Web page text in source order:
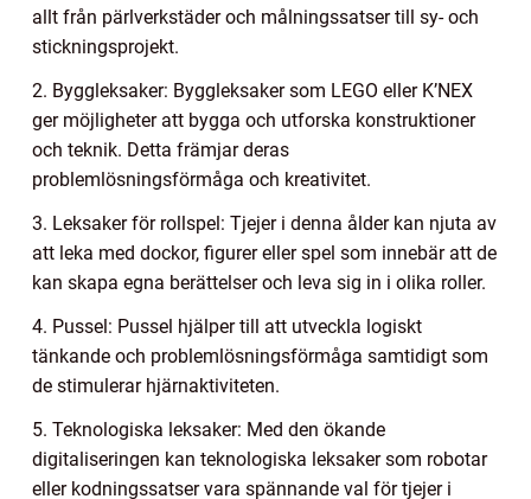
allt från pärlverkstäder och målningssatser till sy- och
stickningsprojekt.
2. Byggleksaker: Byggleksaker som LEGO eller K’NEX
ger möjligheter att bygga och utforska konstruktioner
och teknik. Detta främjar deras
problemlösningsförmåga och kreativitet.
3. Leksaker för rollspel: Tjejer i denna ålder kan njuta av
att leka med dockor, figurer eller spel som innebär att de
kan skapa egna berättelser och leva sig in i olika roller.
4. Pussel: Pussel hjälper till att utveckla logiskt
tänkande och problemlösningsförmåga samtidigt som
de stimulerar hjärnaktiviteten.
5. Teknologiska leksaker: Med den ökande
digitaliseringen kan teknologiska leksaker som robotar
eller kodningssatser vara spännande val för tjejer i